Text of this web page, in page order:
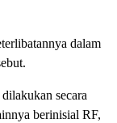
dalam
secara
berinisial RF,